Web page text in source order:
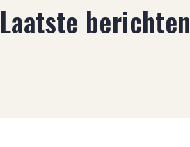
Laatste berichten